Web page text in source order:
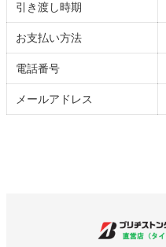
引き渡し時期
お支払い方法
電話番号
メールアドレス